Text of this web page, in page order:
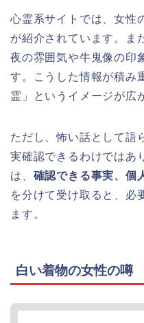
心霊系サイトでは、女性
が紹介されています。ま
夜の雰囲気や牛鬼像の印
す。こうした情報が積み
霊」というイメージが広
ただし、怖い話として語
実確認できるわけではあ
は、 確認できる事実、個
を分けて受け取ると、必
ます。
白い着物の女性の噂